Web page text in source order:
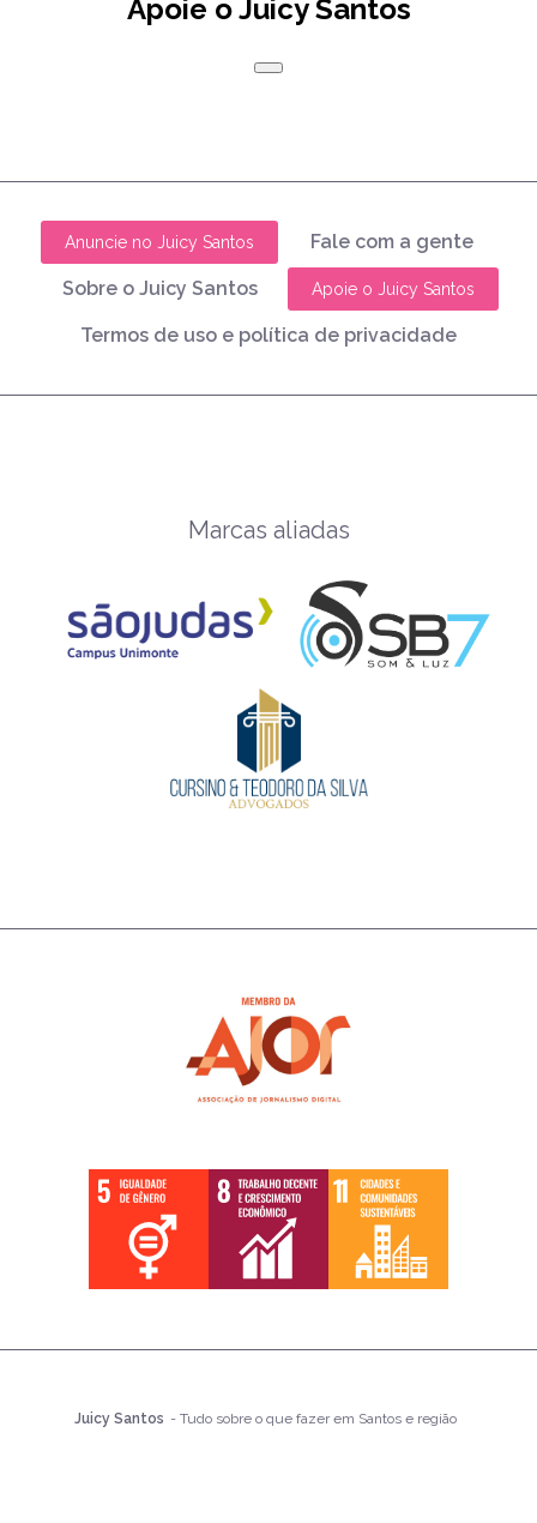
Apoie o Juicy Santos
Anuncie no Juicy Santos Fale com a gente
Sobre o Juicy Santos Apoie o Juicy Santos
Termos de uso e política de privacidade
Marcas aliadas
Juicy Santos - Tudo sobre o que fazer em Santos e região